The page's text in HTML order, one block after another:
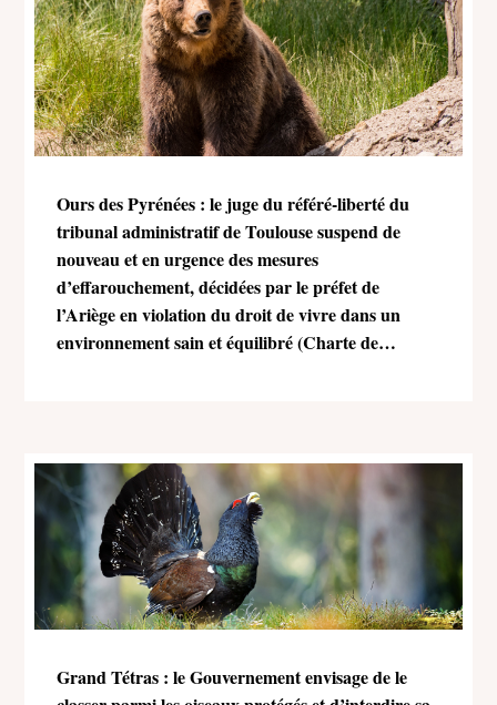
Ours des Pyrénées : le juge du référé-liberté du
tribunal administratif de Toulouse suspend de
nouveau et en urgence des mesures
d’effarouchement, décidées par le préfet de
l’Ariège en violation du droit de vivre dans un
environnement sain et équilibré (Charte de
Grand Tétras : le Gouvernement envisage de le